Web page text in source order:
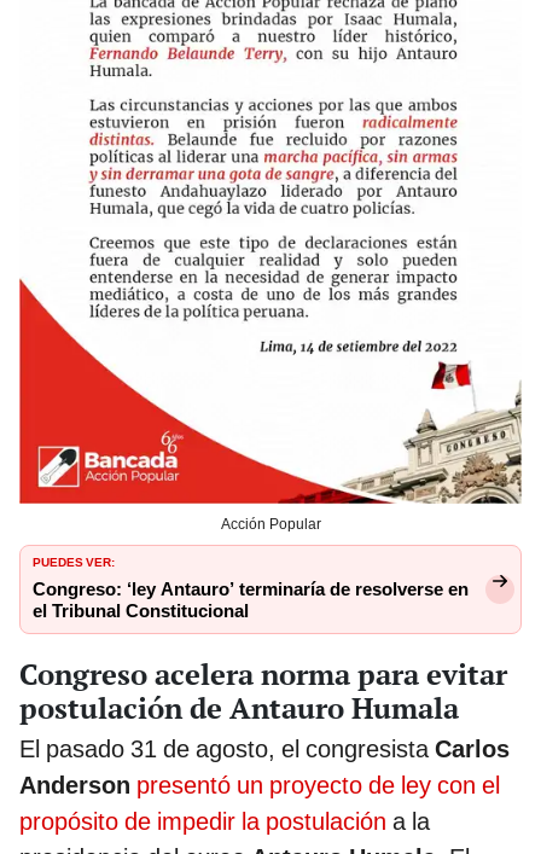
Acción Popular
PUEDES VER:
Congreso: ‘ley Antauro’ terminaría de resolverse en
el Tribunal Constitucional
Congreso acelera norma para evitar
postulación de Antauro Humala
El pasado 31 de agosto, el congresistaCarlos
Anderson presentó un proyecto de ley con el
propósito de impedir la postulación a la